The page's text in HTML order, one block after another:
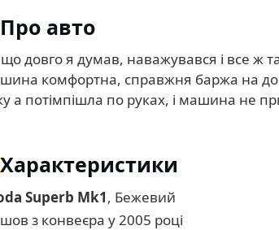
Про авто
довго я думав, наважувався і все ж
комфортна, справжня баржа на
а потімпішла по руках, і машина не
Характеристики
Superb Mk1, Бежевий
з конвеєра у 2005 році